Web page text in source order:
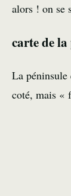
alors ! on se
carte de
La péninsule
coté, mais «